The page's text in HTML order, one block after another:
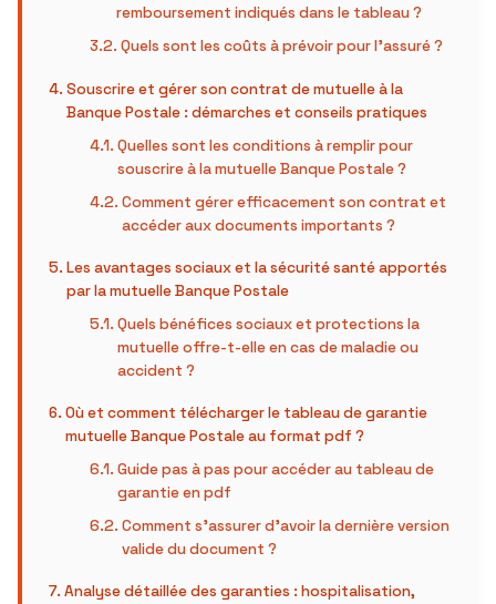
remboursement indiqués dans le tableau ?
Quels sont les coûts à prévoir pour l’assuré ?
Souscrire et gérer son contrat de mutuelle à la
Banque Postale : démarches et conseils pratiques
Quelles sont les conditions à remplir pour
souscrire à la mutuelle Banque Postale ?
Comment gérer efficacement son contrat et
accéder aux documents importants ?
Les avantages sociaux et la sécurité santé apportés
par la mutuelle Banque Postale
Quels bénéfices sociaux et protections la
mutuelle offre-t-elle en cas de maladie ou
accident ?
Où et comment télécharger le tableau de garantie
mutuelle Banque Postale au format pdf ?
Guide pas à pas pour accéder au tableau de
garantie en pdf
Comment s’assurer d’avoir la dernière version
valide du document ?
Analyse détaillée des garanties : hospitalisation,